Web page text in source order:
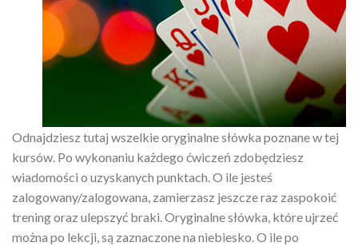
Odnajdziesz tutaj wszelkie oryginalne słówka poznane w tej
kursów. Po wykonaniu każdego ćwiczeń zdobędziesz
wiadomości o uzyskanych punktach. O ile jesteś
zalogowany/zalogowana, zamierzasz jeszcze raz zaspokoić
trening oraz ulepszyć braki. Oryginalne słówka, które ujrzeć
można po lekcji, są zaznaczone na niebiesko. O ile po